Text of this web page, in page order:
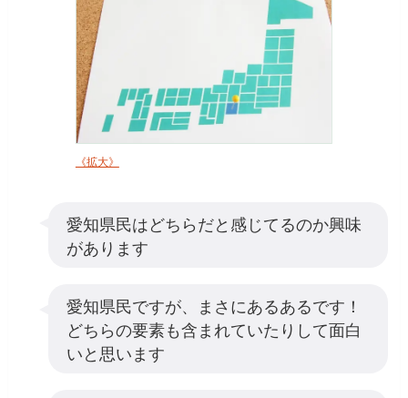
《拡大》
愛知県民はどちらだと感じてるのか興味
があります
愛知県民ですが、まさにあるあるです！
どちらの要素も含まれていたりして面白
いと思います